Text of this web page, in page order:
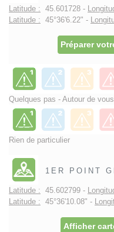
Latitude : 45.601728 -
Latitude : 45°36'6.22" -
Préparer
Quelques pas - Autour de vous
Rien de particulier
1ER POINT
Latitude : 45.602799 -
Latitude : 45°36'10.08" -
Afficher